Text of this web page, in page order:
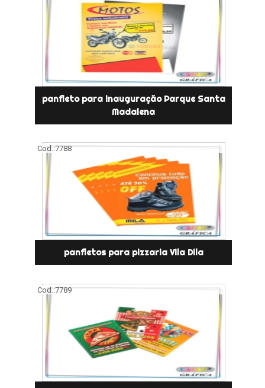
panfleto para inauguração Parque Santa
Madalena
Cod.:7788
panfletos para pizzaria Vila Dila
Cod.:7789